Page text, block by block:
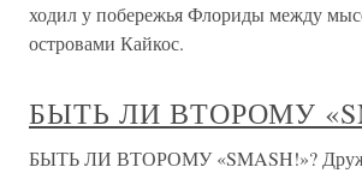
ходил у побережья Флориды между
островами Кайкос.
БЫТЬ ЛИ ВТОРОМУ
БЫТЬ ЛИ ВТОРОМУ «SMASH!»?